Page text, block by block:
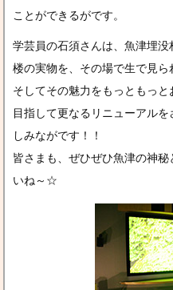
ことができるがです。
学芸員の石須さんは、魚津埋
楼の実物を、その場で生で見ら
そしてその魅力をもっともっ
目指して更なるリニューアル
しみながです！！
皆さまも、ぜひぜひ魚津の神
いね～☆